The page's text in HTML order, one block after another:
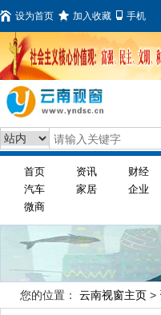
设为首页 加入收藏 手机
首页 资讯 财经
汽车
家居 企业
微商
您的位置： 云南视窗主页 >